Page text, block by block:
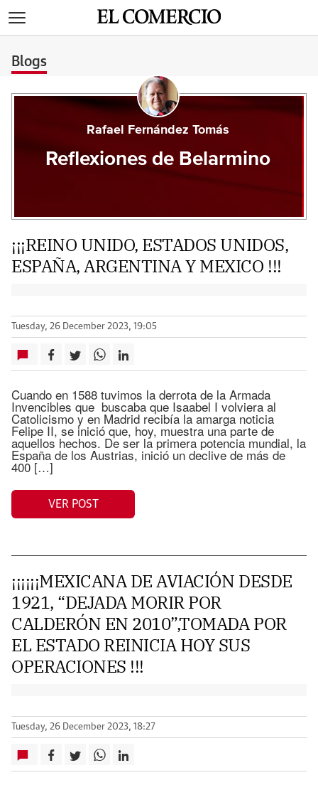
Blogs
Rafael Fernández Tomás
Reflexiones de Belarmino
¡¡¡REINO UNIDO, ESTADOS UNIDOS,
ESPAÑA, ARGENTINA Y MEXICO !!!
Tuesday, 26 December 2023, 19:05
Cuando en 1588 tuvimos la derrota de la Armada
Invencibles que buscaba que Isaabel I volviera al
Catolicismo y en Madrid recibía la amarga noticia
Felipe II, se inició que, hoy, muestra una parte de
aquellos hechos. De ser la primera potencia mundial, la
España de los Austrias, inició un declive de más de
400 […]
VER POST
¡¡¡¡¡¡MEXICANA DE AVIACIÓN DESDE
1921, “DEJADA MORIR POR
CALDERÓN EN 2010”,TOMADA POR
EL ESTADO REINICIA HOY SUS
OPERACIONES !!!
Tuesday, 26 December 2023, 18:27